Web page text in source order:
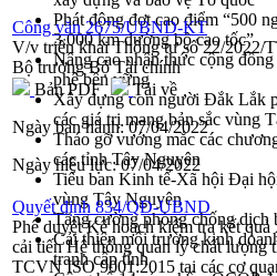
Phát động đợt cao điểm “500
3.000 km đường bộ cao tốc”
Nâng cao nhận thức cộng
phê bền vững
Xây dựng con người Đắk Lắk
các giá trị mang bản sắc vùng
Tháo gỡ vướng mắc các
các tỉnh Tây Nguyên
Tiểu ban Kinh tế-Xã hội Đại
vùng Tây Nguyên
Tăng cường phòng chống dịch
Cải thiện môi trường kinh
tranh cấp tỉnh
Công văn 2675/UBND-KT
V/v triển khai Thông tư số 22/2022/
Bộ trưởng Bộ Tài chính
Bản PDF
Tải về
Ngày ban hành:07/04/2022
Ngày hiệu lực:07/04/2022
Quyết định 834/QĐ-UBND
Phê duyệt Kế hoạch kiểm tra kết
cải tiến Hệ thống quản lý chất lượng
TCVN ISO 9001:2015 tại các cơ